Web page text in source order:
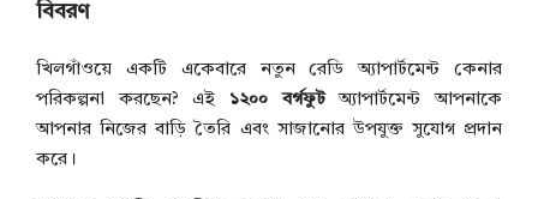
বিবরণ
খিলগাঁওয়ে একটি একেবারে নতুন রেডি অ্যাপার্টমেন্ট কেনার
পরিকল্পনা করছেন? এই ১২০০ বর্গফুটঅ্যাপার্টমেন্ট আপনাকে
আপনার নিজের বাড়ি তৈরি এবং সাজানোর উপযুক্ত সুযোগ প্রদান
করে।